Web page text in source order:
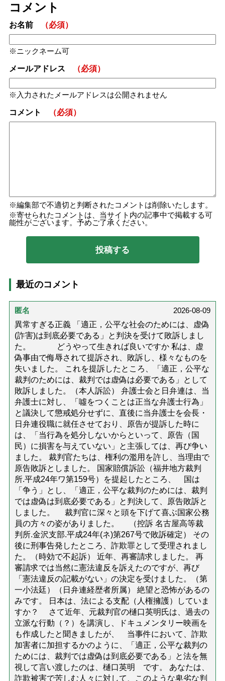
コメント
お名前 （必須）
ニックネーム可
メールアドレス （必須）
入力されたメールアドレスは公開されません
コメント （必須）
編集部で不適切と判断されたコメントは削除いたします。
寄せられたコメントは、当サイト内の記事中で掲載する可
能性がございます。予めご了承ください。
最近のコメント
匿名
2026-08-09
異常すぎる正義 「適正，公平な社会のためには、虚偽
(詐害)は到底必要である」と判決を受けて敗訴しまし
た。 どうやって生きれば良いですか 私は、虚
偽事由で侮辱されて提訴され、敗訴し、様々なものを
失いました。 これを提訴したところ、「適正，公平な
裁判のためには、裁判では虚偽は必要である」として
敗訴しました。（本人訴訟） 弁護士会と日弁連は、当
弁護士に対し、「噓をつくことは正当な弁護士行為」
と議決して懲戒処分せずに、直後に当弁護士を会長・
日弁連役職に就任させており、原告が提訴した時に
は、「当行為を処分しないからといって、原告（国
民）に損害を与えていない」と主張しては、再び争い
ました。 裁判官たちは、権利の濫用を許し、当理由で
原告敗訴としました。 国家賠償訴訟（福井地方裁判
所.平成24年ワ第159号）を提起したところ、 国は
「争う」とし、「適正，公平な裁判のためには、裁判
では虚偽は到底必要である」と判決して、原告敗訴と
しました。 裁判官に深々と頭を下げて喜ぶ国家公務
員の方々の姿がありました。 （控訴 名古屋高等裁
判所.金沢支部.平成24年(ネ)第267号で敗訴確定） その
後に刑事告発したところ、詐欺罪として受理されまし
た。（時効で不起訴） 近年、再審請求しました。 再
審請求では当然に憲法違反を訴えたのですが、再び
「憲法違反の記載がない」の決定を受けました。（第
一小法廷）（日弁連経歴者所属） 絶望と恐怖があるの
みです。 日本は、法による支配（人権擁護）していま
すか？ さて近年、元裁判官の樋口英明氏は、過去の
立派な行動（？）を講演し、ドキュメンタリー映画を
も作成したと聞きましたが、 当事件において、詐欺
加害者に加担するかのように、「適正，公平な裁判の
ためには、裁判では虚偽は到底必要である」と法を無
視して言い渡したのは、樋口英明 です。 あなたは、
詐欺被害で苦しむ人々に対して、このような卑劣な判